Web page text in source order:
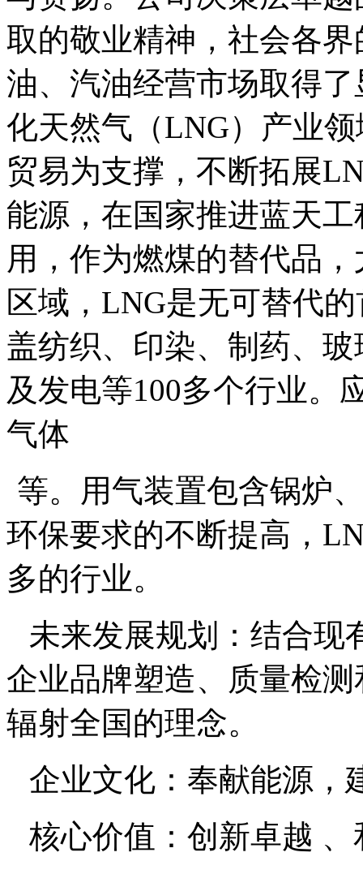
取的敬业精神，社会各
油、汽油经营市场取得
化天然气（LNG）产业
贸易为支撑，不断拓展
能源，在国家推进蓝天
用，作为燃煤的替代品
区域， LNG是无可替代
盖纺织、印染、制药、
及发电等100多个行业。
气体
等。用气装置包含锅炉
环保要求的不断提高，
多的行业。
未来发展规划：结合现
企业品牌塑造、质量检
辐射全国的理念。
企业文化：奉献能源，
核心价值：创新卓越